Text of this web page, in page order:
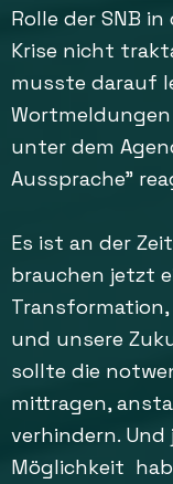
Rolle der SNB
Krise nicht
musste darauf
unter dem
Aussprache”
Es ist an der
brauchen jetzt
und unsere
sollte die
mittragen,
verhindern. Und
Möglichkeit